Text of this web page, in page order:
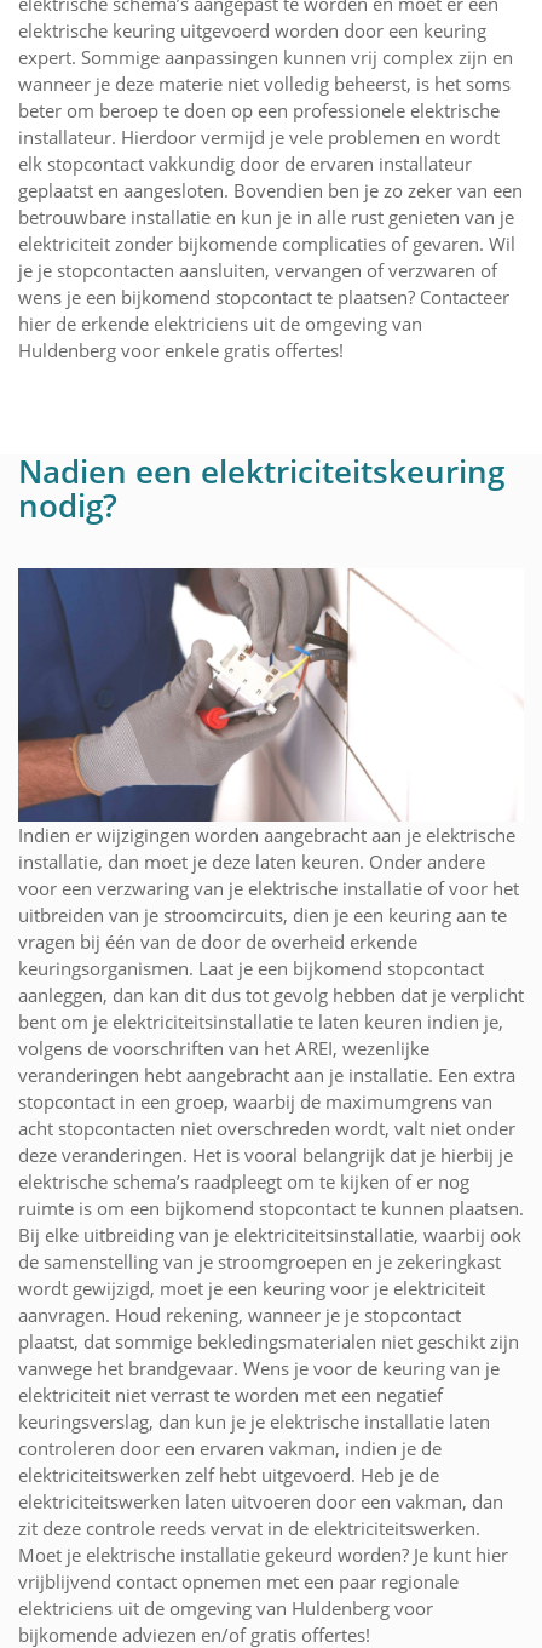
elektrische keuring uitgevoerd worden door een keuring
expert. Sommige aanpassingen kunnen vrij complex zijn en
wanneer je deze materie niet volledig beheerst, is het soms
beter om beroep te doen op een professionele elektrische
installateur. Hierdoor vermijd je vele problemen en wordt
elk stopcontact vakkundig door de ervaren installateur
geplaatst en aangesloten. Bovendien ben je zo zeker van een
betrouwbare installatie en kun je in alle rust genieten van je
elektriciteit zonder bijkomende complicaties of gevaren. Wil
je je stopcontacten aansluiten, vervangen of verzwaren of
wens je een bijkomend stopcontact te plaatsen? Contacteer
hier de erkende elektriciens uit de omgeving van
Huldenberg voor enkele gratis offertes!
Nadien een elektriciteitskeuring
nodig?
Indien er wijzigingen worden aangebracht aan je elektrische
installatie, dan moet je deze laten keuren. Onder andere
voor een verzwaring van je elektrische installatie of voor het
uitbreiden van je stroomcircuits, dien je een keuring aan te
vragen bij één van de door de overheid erkende
keuringsorganismen. Laat je een bijkomend stopcontact
aanleggen, dan kan dit dus tot gevolg hebben dat je verplicht
bent om je elektriciteitsinstallatie te laten keuren indien je,
volgens de voorschriften van het AREI, wezenlijke
veranderingen hebt aangebracht aan je installatie. Een extra
stopcontact in een groep, waarbij de maximumgrens van
acht stopcontacten niet overschreden wordt, valt niet onder
deze veranderingen. Het is vooral belangrijk dat je hierbij je
elektrische schema’s raadpleegt om te kijken of er nog
ruimte is om een bijkomend stopcontact te kunnen plaatsen.
Bij elke uitbreiding van je elektriciteitsinstallatie, waarbij ook
de samenstelling van je stroomgroepen en je zekeringkast
wordt gewijzigd, moet je een keuring voor je elektriciteit
aanvragen. Houd rekening, wanneer je je stopcontact
plaatst, dat sommige bekledingsmaterialen niet geschikt zijn
vanwege het brandgevaar. Wens je voor de keuring van je
elektriciteit niet verrast te worden met een negatief
keuringsverslag, dan kun je je elektrische installatie laten
controleren door een ervaren vakman, indien je de
elektriciteitswerken zelf hebt uitgevoerd. Heb je de
elektriciteitswerken laten uitvoeren door een vakman, dan
zit deze controle reeds vervat in de elektriciteitswerken.
Moet je elektrische installatie gekeurd worden? Je kunt hier
vrijblijvend contact opnemen met een paar regionale
elektriciens uit de omgeving van Huldenberg voor
bijkomende adviezen en/of gratis offertes!